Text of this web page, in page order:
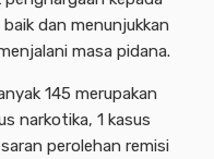
dan menunjukkan
masa pidana.
145 merupakan
narkotika, 1 kasus
perolehan remisi